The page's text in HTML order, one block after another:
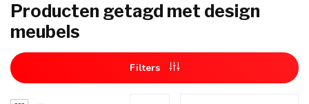
Producten getagd met design
meubels
Filters